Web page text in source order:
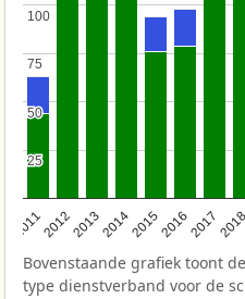
2011201220132014201520162017
25
25
50
50
75
75
100
100
Bovenstaande grafiek toont
type dienstverband voor de